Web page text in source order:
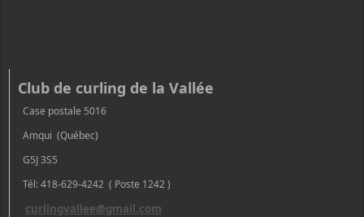
Club de curling de la Vallée
Case postale 5016
Amqui (Québec)
G5J 3S5
Tél: 418-629-4242 ( Poste 1242 )
curlingvallee@gmail.com